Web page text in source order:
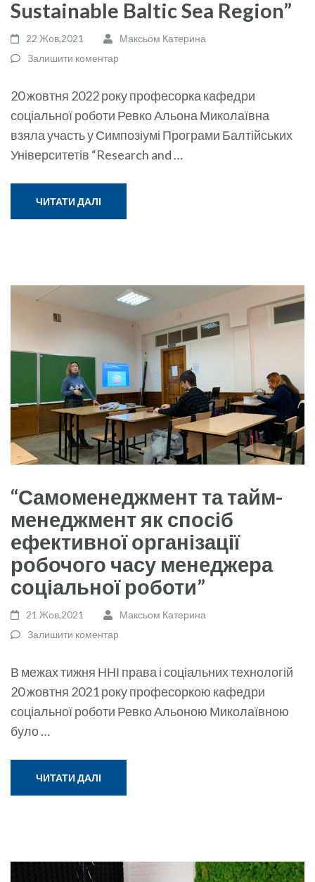
Sustainable Baltic Sea Region”
22 Жов,2021
Максьом Катерина
Залишити коментар
20 жовтня 2022 року професорка кафедри
соціальної роботи Ревко Альона Миколаївна
взяла участь у Симпозіумі Програми Балтійських
Університетів “Research and …
ЧИТАТИ ДАЛІ
“Самоменеджмент та тайм-
менеджмент як спосіб
ефективної організації
робочого часу менеджера
соціальної роботи”
21 Жов,2021
Максьом Катерина
Залишити коментар
В межах тижня ННІ права і соціальних технологій
20 жовтня 2021 року професоркою кафедри
соціальної роботи Ревко Альоною Миколаївною
було …
ЧИТАТИ ДАЛІ